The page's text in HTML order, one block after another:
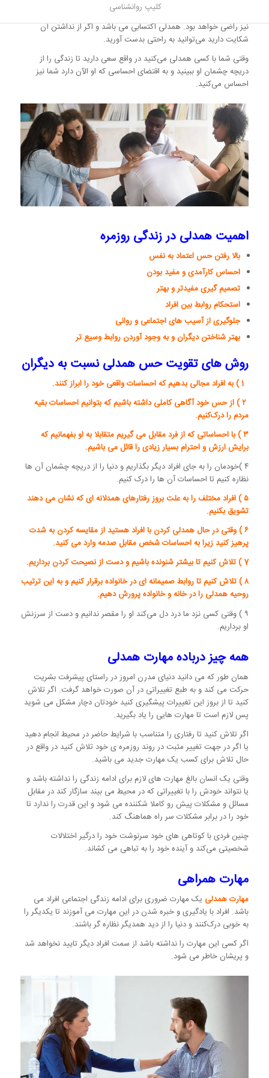
کلیپ روانشناسی
محبوب و مورد تایید خواهد شد و علاوه بر آن از عملکرد شخصیتی خود
نیز راضی خواهد بود. همدلی اکتسابی می باشد و اگر از نداشتن آن
شکایت دارید می‌توانید به راحتی بدست آورید.
وقتی شما با کسی همدلی می‌کنید در واقع سعی دارید تا زندگی را از
دریچه چشمان او ببینید و به اقتضای احساسی که او الآن دارد شما نیز
احساس می‌کنید.
اهمیت همدلی در زندگی روزمره
بالا رفتن حس اعتماد به نفس
احساس کارآمدی و مفید بودن
تصمیم گیری مفیدتر و بهتر
استحکام روابط بین افراد
جلوگیری از آسیب های اجتماعی و روانی
بهتر شناختن دیگران و به وجود آوردن روابط وسیع تر
روش های تقویت حس همدلی نسبت به دیگران
۲ ) از حس خود آگاهی کاملی داشته باشیم که بتوانیم احساسات بقیه
مردم را درک‌کنیم.
۳ ) با احساساتی که از فرد مقابل می گیریم متقابلا به او بفهمانیم که
برایش ارزش و احترام بسیار زیادی را قائل می باشیم.
۴ )خودمان را به جای افراد دیگر بگذاریم و دنیا را از دریچه چشمان آن ها
نظاره کنیم تا احساسات آن ها را درک کنیم.
۵ ) افراد مختلف را به علت بروز رفتارهای همدلانه ای که نشان می دهند
تشویق بکنیم.
۶ ) وقتی در حال همدلی کردن با افراد هستید از مقایسه کردن به شدت
پرهیز کنید زیرا به احساسات شخص مقابل صدمه وارد می کنید.
7 ) تلاش کنیم تا بیشتر شنونده باشیم و دست از نصیحت کردن برداریم.
۸ ) تلاش کنیم تا روابط صمیمانه ای در خانواده برقرار کنیم و به این ترتیب
روحیه همدلی را در خانه و خانواده پرورش دهیم.
۹ ) وقتی کسی نزد ما درد دل می‌کند او را مقصر ندانیم و دست از سرزنش
او برداریم.
همه چیز درباده مهارت همدلی
همان طور که می دانید دنیای مدرن امروز در راستای پیشرفت بشریت
حرکت می کند و به طبع تغییراتی در آن صورت خواهد گرفت. اگر تلاش
کنید تا از بروز این تغییرات پیشگیری کنید خودتان دچار مشکل می شوید
پس لازم است تا مهارت هایی را یاد بگیرید.
اگر تلاش کنید تا رفتاری را متناسب با شرایط حاضر در محیط انجام دهید
یا اگر در جهت تغییر مثبت در روند روزمره ی خود تلاش کنید در واقع در
حال تلاش برای کسب یک مهارت جدید می باشید.
وقتی یک انسان بالغ مهارت های لازم برای ادامه زندگی را نداشته باشد و
یا نتواند خودش را با تغییراتی که در محیط می بیند سازگار کند در مقابل
مسائل و مشکلات پیش رو کاملا شکننده می شود و این قدرت را ندارد تا
خود را در برابر مشکلات سر راه هماهنگ کند.
چنین فردی با کوتاهی های خود سرنوشت خود را درگیر اختلالات
شخصیتی می‌کند و آینده خود را به تباهی می کشاند.
مهارت همراهی
مهارت همدلی یک مهارت ضروری برای ادامه زندگی اجتماعی افراد می
باشد. افراد با یادگیری و خبره شدن در این مهارت می آموزند تا یکدیگر را
به خوبی درک‌کنند و دنیا را از دید همدیگر نظاره گر باشند.
اگر کسی این مهارت را نداشته باشد از سمت افراد دیگر تایید نخواهد شد
و پریشان خاطر می شود.